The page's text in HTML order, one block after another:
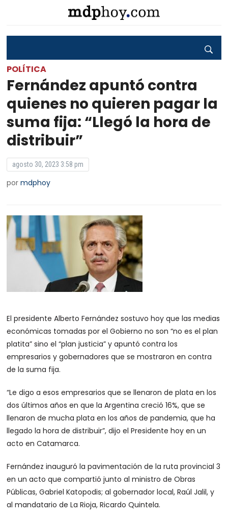
POLÍTICA
Fernández apuntó contra
quienes no quieren pagar la
suma fija: “Llegó la hora de
distribuir”
agosto 30, 2023 3:58 pm
pormdphoy
El presidente Alberto Fernández sostuvo hoy que las medias
económicas tomadas por el Gobierno no son “no es el plan
platita” sino el “plan justicia” y apuntó contra los
empresarios y gobernadores que se mostraron en contra
de la suma fija.
“Le digo a esos empresarios que se llenaron de plata en los
dos últimos años en que la Argentina creció 16%, que se
llenaron de mucha plata en los años de pandemia, que ha
llegado la hora de distribuir”, dijo el Presidente hoy en un
acto en Catamarca.
Fernández inauguró la pavimentación de la ruta provincial 3
en un acto que compartió junto al ministro de Obras
Públicas, Gabriel Katopodis; al gobernador local, Raúl Jalil, y
al mandatario de La Rioja, Ricardo Quintela.